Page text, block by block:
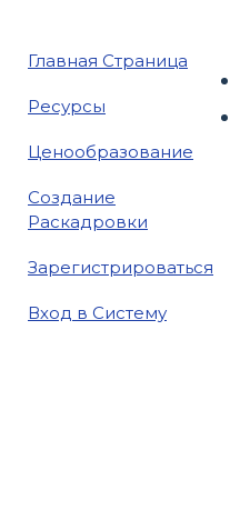
Главная Страница
Ресурсы
Ценообразование
Создание
Раскадровки
Зарегистрироваться
Вход в Систему